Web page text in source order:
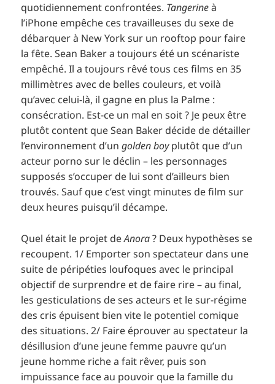
quotidiennement confrontées. Tangerineà
l’iPhone empêche ces travailleuses du sexe de
débarquer à New York sur un rooftop pour faire
la fête. Sean Baker a toujours été un scénariste
empêché. Il a toujours rêvé tous ces films en 35
millimètres avec de belles couleurs, et voilà
qu’avec celui-là, il gagne en plus la Palme :
consécration. Est-ce un mal en soit ? Je peux être
plutôt content que Sean Baker décide de détailler
l’environnement d’ungolden boyplutôt que d’un
acteur porno sur le déclin – les personnages
supposés s’occuper de lui sont d’ailleurs bien
trouvés. Sauf que c’est vingt minutes de film sur
deux heures puisqu’il décampe.
Quel était le projet deAnora? Deux hypothèses se
recoupent. 1/ Emporter son spectateur dans une
suite de péripéties loufoques avec le principal
objectif de surprendre et de faire rire – au final,
les gesticulations de ses acteurs et le sur-régime
des cris épuisent bien vite le potentiel comique
des situations. 2/ Faire éprouver au spectateur la
désillusion d’une jeune femme pauvre qu’un
jeune homme riche a fait rêver, puis son
impuissance face au pouvoir que la famille du